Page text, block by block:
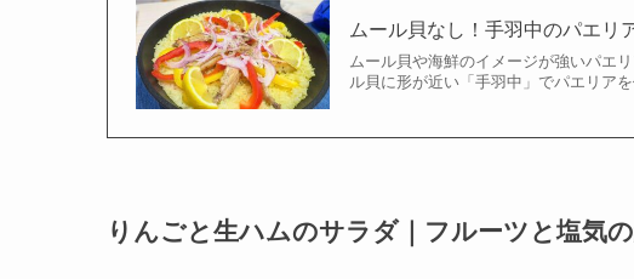
ムール貝なし！手羽中のパエリ
ムール貝や海鮮のイメージが強いパエ
ル貝に形が近い「手羽中」でパエリア
りんごと生ハムのサラダ｜フルーツと塩気